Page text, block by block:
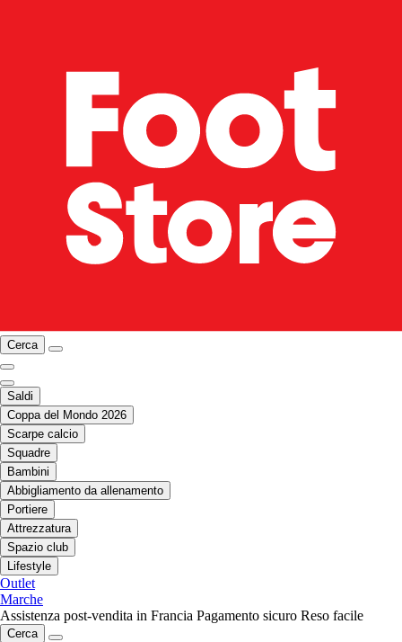
Cerca
Saldi
Coppa del Mondo 2026
Scarpe calcio
Squadre
Bambini
Abbigliamento da allenamento
Portiere
Attrezzatura
Spazio club
Lifestyle
Outlet
Marche
Assistenza post-vendita in Francia Pagamento sicuro Reso facile
Cerca